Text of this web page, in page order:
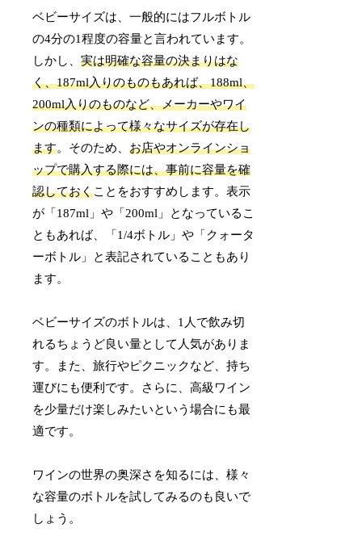
ベビーサイズは、一般的にはフルボトル
の4分の1程度の容量と言われています。
しかし、実は明確な容量の決まりはな
く、187ml入りのものもあれば、188ml、
200ml入りのものなど、メーカーやワイ
ンの種類によって様々なサイズが存在し
ます。そのため、お店やオンラインショ
ップで購入する際には、事前に容量を確
認しておくことをおすすめします。表示
が「187ml」や「200ml」となっているこ
ともあれば、「1/4ボトル」や「クォータ
ーボトル」と表記されていることもあり
ます。
ベビーサイズのボトルは、1人で飲み切
れるちょうど良い量として人気がありま
す。また、旅行やピクニックなど、持ち
運びにも便利です。さらに、高級ワイン
を少量だけ楽しみたいという場合にも最
適です。
ワインの世界の奥深さを知るには、様々
な容量のボトルを試してみるのも良いで
しょう。